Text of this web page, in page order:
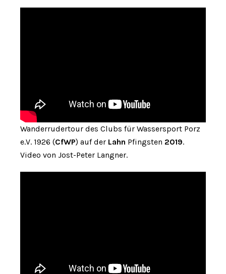
Wanderrudertour des Clubs für Wassersport Porz
e.V. 1926 (CfWP) auf der Lahn Pfingsten 2019.
Video von Jost-Peter Langner.